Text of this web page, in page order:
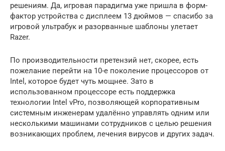
решениям. Да, игровая парадигма уже пришла в форм-
фактор устройства с дисплеем 13 дюймов — спасибо за
игровой ультрабук и разорванные шаблоны улетает
Razer.
По производительности претензий нет, скорее, есть
пожелание перейти на 10-е поколение процессоров от
Intel, которое будет чуть мощнее. Зато в
использованном процессоре есть поддержка
технологии Intel vPro, позволяющей корпоративным
системным инженерам удалённо управлять одним или
несколькими машинами сотрудников с целью решения
возникающих проблем, лечения вирусов и других задач.